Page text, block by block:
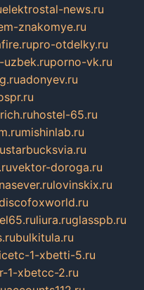
elektrostal-news.ru
znakomye.ru
pro-otdelky.ru
uzbek.ruporno-vk.ru
adonyev.ru
hostel-65.ru
mishinlab.ru
starbucksvia.ru
vektor-doroga.ru
lovinskix.ru
liura.ruglasspb.ru
bulkitula.ru
1-xbetti-5.ru
1-xbetcc-2.ru